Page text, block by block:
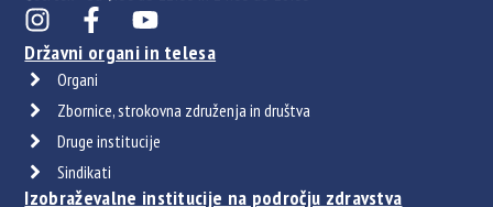
Državni organi in telesa
Organi
Zbornice, strokovna združenja in društva
Druge institucije
Sindikati
Izobraževalne institucije na področju zdravstva